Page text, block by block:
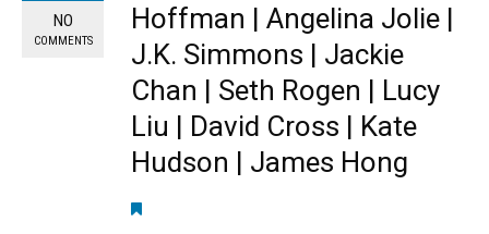
NO
COMMENTS
Hoffman | Angelina Jolie |
J.K. Simmons | Jackie
Chan | Seth Rogen | Lucy
Liu | David Cross | Kate
Hudson | James Hong